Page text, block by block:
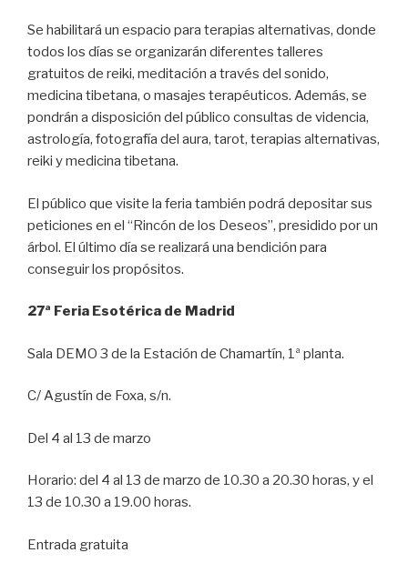
Se habilitará un espacio para terapias alternativas, donde
todos los días se organizarán diferentes talleres
gratuitos de reiki, meditación a través del sonido,
medicina tibetana, o masajes terapéuticos. Además, se
pondrán a disposición del público consultas de videncia,
astrología, fotografía del aura, tarot, terapias alternativas,
reiki y medicina tibetana.
El público que visite la feria también podrá depositar sus
peticiones en el “Rincón de los Deseos”, presidido por un
árbol. El último día se realizará una bendición para
conseguir los propósitos.
27ª Feria Esotérica de Madrid
Sala DEMO 3 de la Estación de Chamartín, 1ª planta.
C/ Agustín de Foxa, s/n.
Del 4 al 13 de marzo
Horario: del 4 al 13 de marzo de 10.30 a 20.30 horas, y el
13 de 10.30 a 19.00 horas.
Entrada gratuita